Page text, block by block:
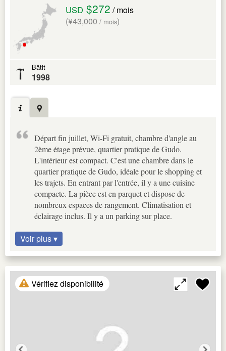
USD $272 / mois
(¥43,000 / mois)
Bâtit
1998
Départ fin juillet, Wi-Fi gratuit, chambre d'angle au
2ème étage prévue, quartier pratique de Gudo.
L'intérieur est compact. C'est une chambre dans le
quartier pratique de Gudo, idéale pour le shopping et
les trajets. En entrant par l'entrée, il y a une cuisine
compacte. La pièce est en parquet et dispose de
nombreux espaces de rangement. Climatisation et
éclairage inclus. Il y a un parking sur place.
Voir plus ▾
Vérifiez disponibilité